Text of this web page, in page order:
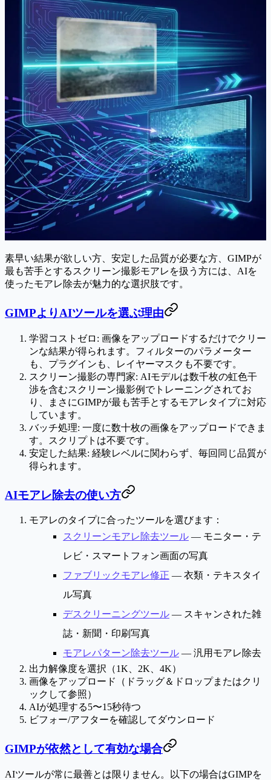
素早い結果が欲しい方、安定した品質が必要な方、GIMPが
最も苦手とするスクリーン撮影モアレを扱う方には、AIを
使ったモアレ除去が魅力的な選択肢です。
GIMPよりAIツールを選ぶ理由
学習コストゼロ : 画像をアップロードするだけでクリー
ンな結果が得られます。フィルターのパラメーター
も、プラグインも、レイヤーマスクも不要です。
スクリーン撮影の専門家: AIモデルは数千枚の虹色干
渉を含むスクリーン撮影例でトレーニングされてお
り、まさにGIMPが最も苦手とするモアレタイプに対応
しています。
バッチ処理: 一度に数十枚の画像をアップロードできま
す。スクリプトは不要です。
安定した結果: 経験レベルに関わらず、毎回同じ品質が
得られます。
AIモアレ除去の使い方
モアレのタイプに合ったツールを選びます：
スクリーンモアレ除去ツール — モニター・テ
レビ・スマートフォン画面の写真
ファブリックモアレ修正 — 衣類・テキスタイ
ル写真
デスクリーニングツール — スキャンされた雑
誌・新聞・印刷写真
モアレパターン除去ツール — 汎用モアレ除去
出力解像度を選択（1K、2K、4K）
画像をアップロード（ドラッグ＆ドロップまたはクリ
ックして参照）
AIが処理する5〜15秒待つ
ビフォー/アフターを確認してダウンロード
GIMPが依然として有効な場合
AIツールが常に最善とは限りません。以下の場合はGIMPを